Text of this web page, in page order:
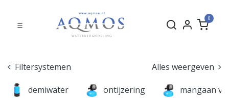
0
Filtersystemen Alles weergeven
demiwater ontijzering mangaan